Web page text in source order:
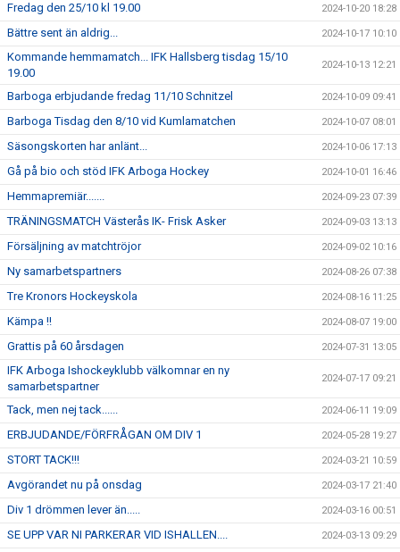
Fredag den 25/10 kl 19.00 2024-10-20 18:28
Bättre sent än aldrig... 2024-10-17 10:10
Kommande hemmamatch... IFK Hallsberg tisdag 15/10
19.00
2024-10-13 12:21
Barboga erbjudande fredag 11/10 Schnitzel 2024-10-09 09:41
Barboga Tisdag den 8/10 vid Kumlamatchen 2024-10-07 08:01
Säsongskorten har anlänt... 2024-10-06 17:13
Gå på bio och stöd IFK Arboga Hockey 2024-10-01 16:46
Hemmapremiär....... 2024-09-23 07:39
TRÄNINGSMATCH Västerås IK- Frisk Asker 2024-09-03 13:13
Försäljning av matchtröjor 2024-09-02 10:16
Ny samarbetspartners 2024-08-26 07:38
Tre Kronors Hockeyskola 2024-08-16 11:25
Kämpa !! 2024-08-07 19:00
Grattis på 60 årsdagen 2024-07-31 13:05
IFK Arboga Ishockeyklubb välkomnar en ny
samarbetspartner
2024-07-17 09:21
Tack, men nej tack...... 2024-06-11 19:09
ERBJUDANDE/FÖRFRÅGAN OM DIV 1 2024-05-28 19:27
STORT TACK!!! 2024-03-21 10:59
Avgörandet nu på onsdag 2024-03-17 21:40
Div 1 drömmen lever än..... 2024-03-16 00:51
SE UPP VAR NI PARKERAR VID ISHALLEN.... 2024-03-13 09:29